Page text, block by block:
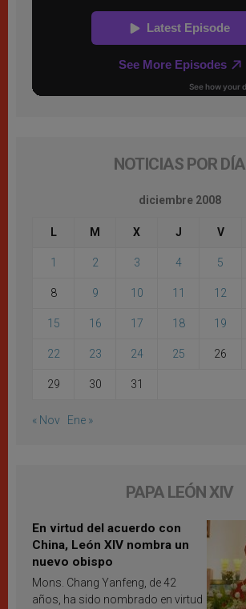
NOTICIAS POR DÍA
diciembre 2008
L M X J V
1 2 3 4 5
8 9 10 11 12
15 16 17 18 19
22 23 24 25 26
29 30 31
« Nov Ene »
PAPA LEÓN XIV
En virtud del acuerdo con
China, León XIV nombra un
nuevo obispo
Mons. Chang Yanfeng, de 42
años, ha sido nombrado en virtud